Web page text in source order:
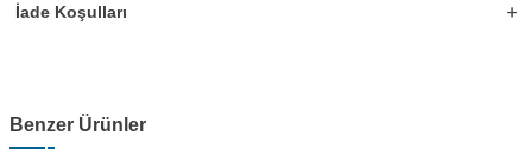
İade Koşulları
Benzer Ürünler